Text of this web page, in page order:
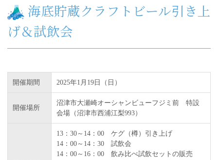
海底貯蔵クラフトビール引き上
げ＆試飲会
開催期間 2025年1月19日（日）
開催場所
沼津市大瀬崎オーシャンビューフジミ前 特設
会場（沼津市西浦江梨993）
13：30～14：00 ケグ（樽）引き上げ
14：00～14：30 試飲会
14：00～16：00 飲み比べ試飲セットの販売